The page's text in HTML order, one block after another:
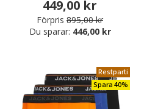
449,00 kr
Förpris 895,00 kr
Du sparar: 446,00 kr
Restparti
Spara 40%